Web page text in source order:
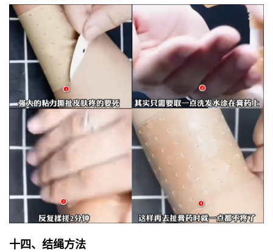
十四、结绳方法